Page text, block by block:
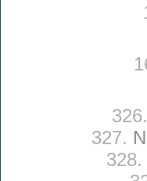
326.
327.
328.